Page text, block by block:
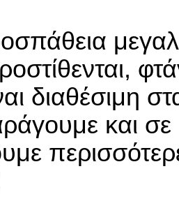
διαθέσιμη
και